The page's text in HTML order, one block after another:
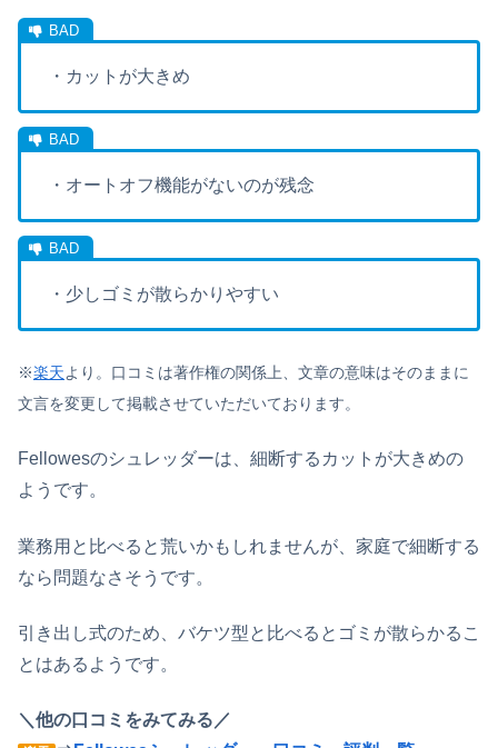
・カットが大きめ
・オートオフ機能がないのが残念
・少しゴミが散らかりやすい
※楽天より。口コミは著作権の関係上、文章の意味はそのままに
文言を変更して掲載させていただいております。
Fellowesのシュレッダーは、細断するカットが大きめの
ようです。
業務用と比べると荒いかもしれませんが、家庭で細断する
なら問題なさそうです。
引き出し式のため、バケツ型と比べるとゴミが散らかるこ
とはあるようです。
＼他の口コミをみてみる／